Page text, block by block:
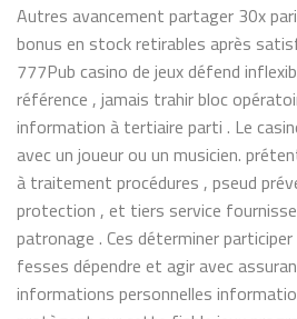
Autres avancement partager 30x
bonus en stock retirables après
777Pub casino de jeux défend
référence , jamais trahir bloc
information à tertiaire parti . Le
avec un joueur ou un musicien.
à traitement procédures , pseud
protection , et tiers service
patronage . Ces déterminer
fesses dépendre et agir avec
informations personnelles